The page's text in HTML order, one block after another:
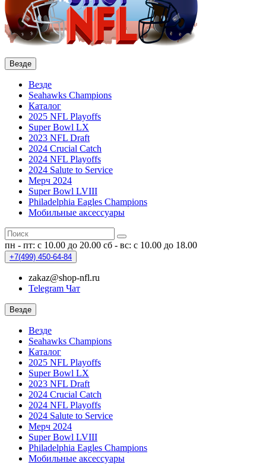
Везде
Везде
Seahawks Champions
Каталог
2025 NFL Playoffs
Super Bowl LX
2023 NFL Draft
2024 Crucial Catch
2024 NFL Playoffs
2024 Salute to Service
Мерч 2024
Super Bowl LVIII
Philadelphia Eagles Champions
Мобильные аксессуары
пн - пт: с 10.00 до 20.00 сб - вс: с 10.00 до 18.00
+7(499) 450-64-84
zakaz@shop-nfl.ru
Telegram Чат
Везде
Везде
Seahawks Champions
Каталог
2025 NFL Playoffs
Super Bowl LX
2023 NFL Draft
2024 Crucial Catch
2024 NFL Playoffs
2024 Salute to Service
Мерч 2024
Super Bowl LVIII
Philadelphia Eagles Champions
Мобильные аксессуары